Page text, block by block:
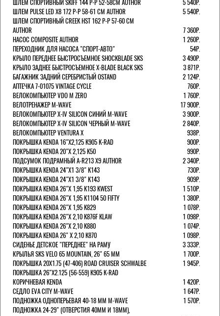
ШЛЕМ СПОРТИВНЫЙ SKIFF 144 Р-Р 52-58СМ AUTHOR
5 540Р.
ШЛЕМ PULSE LED X8 172 Р-Р 58-61 СМ AUTHOR
5 540Р.
ШЛЕМ СПОРТИВНЫЙ CREEK HST 162 Р-Р 57-60 СМ
AUTHOR
7 360Р.
НАСОС COMPOSITE AUTHOR
1 260Р.
ПЕРЕХОДНИК ДЛЯ НАСОСА "СПОРТ-АВТО"
54Р.
КРЫЛО ПЕРЕДНЕЕ БЫСТРОСЪЕМНОЕ SHOCKBLADE SKS
3 490Р.
КРЫЛО ЗАДНЕЕ БЫСТРОСЪЕМНОЕ X-BLADE BLACK SKS
3 871Р.
БАГАЖНИК ЗАДНИЙ СЕРЕБРИСТЫЙ OSTAND
2 124Р.
АПТЕЧКА 7-01075 VINTAGE CYCLE
760Р.
ВЕЛОКОМПЬЮТЕР VDO M ZERO
1 760Р.
ВЕЛОТРЕНАЖЕР M-WAVE
17 900Р.
ВЕЛОКОМПЬЮТЕР X-IV SILICON СИНИЙ M-WAVE
3 900Р.
ВЕЛОКОМПЬЮТЕР X-IV SILICON ЧЕРНЫЙ M-WAVE
2 840Р.
ВЕЛОКОМПЬЮТЕР VENTURA Х
938Р.
ПОКРЫШКА KENDA 16"Х2,125 K905 K-RAD
900Р.
ПОКРЫШКА KENDA 20"Х 2,125 K50
990Р.
ПОДСУМОК ПОДРАМНЫЙ A-R213 X9 AUTHOR
2 340Р.
ПОКРЫШКА KENDA 24"Х1 3/8" K143
730Р.
ПОКРЫШКА KENDA 24"Х1 3/8" K143
909Р.
ПОКРЫШКА KENDA 26"Х 1,95 K193 KWEST
1 510Р.
ПОКРЫШКА KENDA 26"Х 1,95 K1104 50 FIFTY
1 380Р.
ПОКРЫШКА KENDA 26"Х 1,95 K829
1 078Р.
ПОКРЫШКА KENDA 26"Х 2,10 K876F KLAW
1 098Р.
ПОКРЫШКА KENDA 26"Х 2,10 K880
1 074Р.
ПОКРЫШКА KENDA 26" Х 2,10 K870
1 098Р.
СИДЕНЬЕ ДЕТСКОЕ "ПЕРЕДНЕЕ" НА РАМУ
3 333Р.
КРЫЛЬЯ SKS VELO 65 MOUNTAIN, 26" 65 ММ
1 700Р.
ПОКРЫШКА 20X1.75 (47-406) ROAD CRUISER SCHWALBE
1 945Р.
ПОКРЫШКА 26"Х2.125 (56-559) K905 K-RAD
КОРИЧНЕВАЯ KENDA
1 420Р.
СЕДЛО EVA CITY M-WAVE
1 647Р.
ПОДНОЖКА ОДНОПЕРЬЕВАЯ 40-18 ММ M-WAVE
1 570Р.
ПОДНОЖКА 24-29" (ОТВЕРСТИЯ 40ММ И 18ММ),